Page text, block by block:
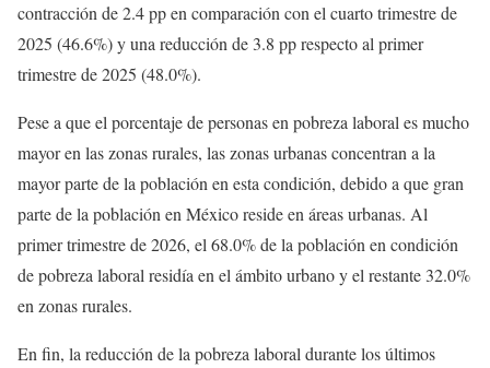
contracción de 2.4 pp en comparación con el cuarto trimestre de
2025 (46.6%) y una reducción de 3.8 pp respecto al primer
trimestre de 2025 (48.0%).
Pese a que el porcentaje de personas en pobreza laboral es mucho
mayor en las zonas rurales, las zonas urbanas concentran a la
mayor parte de la población en esta condición, debido a que gran
parte de la población en México reside en áreas urbanas. Al
primer trimestre de 2026, el 68.0% de la población en condición
de pobreza laboral residía en el ámbito urbano y el restante 32.0%
en zonas rurales.
En fin, la reducción de la pobreza laboral durante los últimos